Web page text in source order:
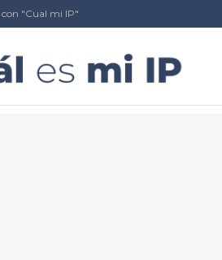
"Cual mi IP"